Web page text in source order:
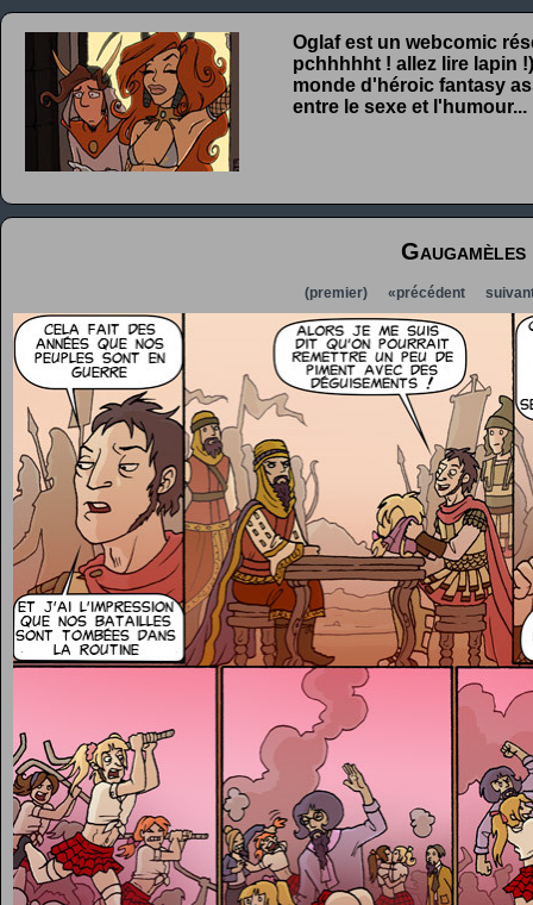
Oglaf est un webcomic
pchhhhht ! allez lire lapin
monde d'héroic fantasy
entre le sexe et l'humour...
Gaugamèles
(premier) «précédent